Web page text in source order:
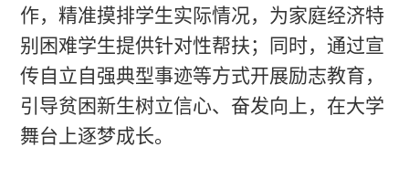
作，精准摸排学生实际情况，为家庭经济特
别困难学生提供针对性帮扶；同时，通过宣
传自立自强典型事迹等方式开展励志教育，
引导贫困新生树立信心、奋发向上，在大学
舞台上逐梦成长。